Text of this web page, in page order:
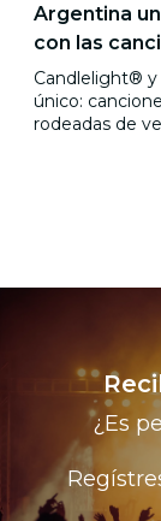
Argentina
con las
Candlelight®
único:
rodeadas de
¿Es